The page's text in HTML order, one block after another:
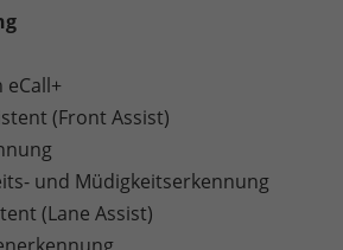
(Front Assist)
und Müdigkeitserkennung
(Lane Assist)